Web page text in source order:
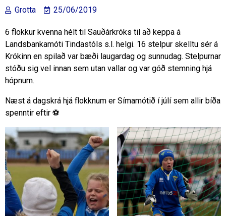
Grotta 25/06/2019
6 flokkur kvenna hélt til Sauðárkróks til að keppa á
Landsbankamóti Tindastóls s.l. helgi. 16 stelpur skelltu sér á
Krókinn en spilað var bæði laugardag og sunnudag. Stelpurnar
stóðu sig vel innan sem utan vallar og var góð stemning hjá
hópnum.
Næst á dagskrá hjá flokknum er Símamótið í júlí sem allir bíða
spenntir eftir ⚽️